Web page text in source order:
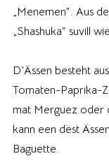
„Menemen“. Aus
„Shashuka“ suvill
D’Ässen besteht
Tomaten-Paprika-
mat Merguez oder
kann een dëst
Baguette.